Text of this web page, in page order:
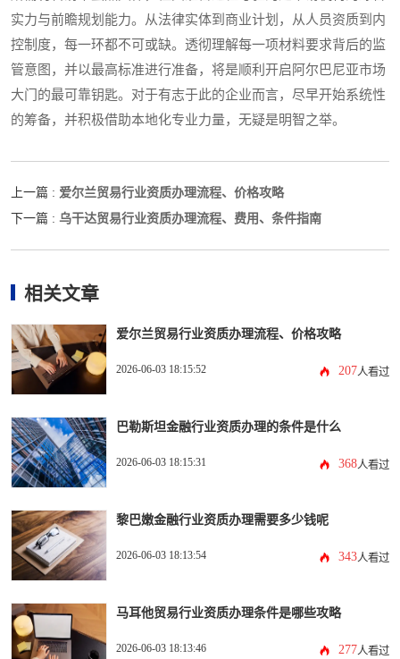
实力与前瞻规划能力。从法律实体到商业计划，从人员资质到内
控制度，每一环都不可或缺。透彻理解每一项材料要求背后的监
管意图，并以最高标准进行准备，将是顺利开启阿尔巴尼亚市场
大门的最可靠钥匙。对于有志于此的企业而言，尽早开始系统性
的筹备，并积极借助本地化专业力量，无疑是明智之举。
上一篇 : 爱尔兰贸易行业资质办理流程、价格攻略
下一篇 : 乌干达贸易行业资质办理流程、费用、条件指南
相关文章
爱尔兰贸易行业资质办理流程、价格攻略
2026-06-03 18:15:52 207人看过
巴勒斯坦金融行业资质办理的条件是什么
2026-06-03 18:15:31 368人看过
黎巴嫩金融行业资质办理需要多少钱呢
2026-06-03 18:13:54 343人看过
马耳他贸易行业资质办理条件是哪些攻略
2026-06-03 18:13:46 277人看过